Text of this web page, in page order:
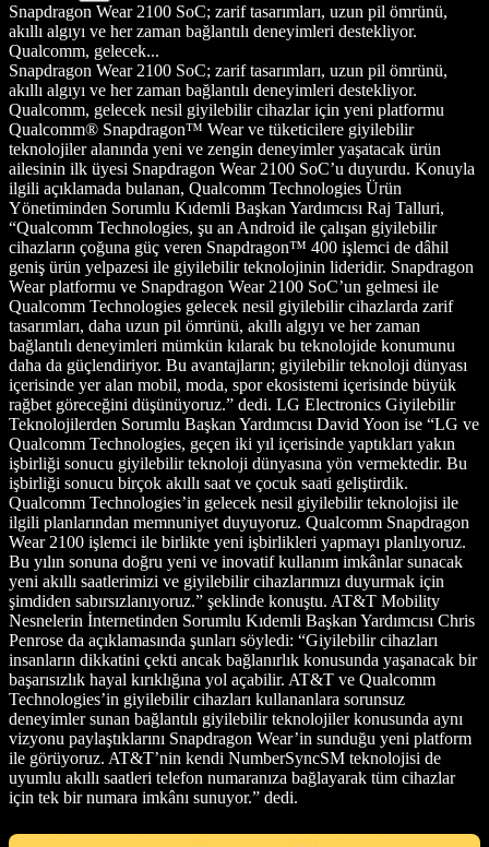
Snapdragon Wear 2100 SoC; zarif tasarımları, uzun pil ömrünü,
akıllı algıyı ve her zaman bağlantılı deneyimleri destekliyor.
Qualcomm, gelecek...
Snapdragon Wear 2100 SoC; zarif tasarımları, uzun pil ömrünü,
akıllı algıyı ve her zaman bağlantılı deneyimleri destekliyor.
Qualcomm, gelecek nesil giyilebilir cihazlar için yeni platformu
Qualcomm® Snapdragon™ Wear ve tüketicilere giyilebilir
teknolojiler alanında yeni ve zengin deneyimler yaşatacak ürün
ailesinin ilk üyesi Snapdragon Wear 2100 SoC’u duyurdu. Konuyla
ilgili açıklamada bulanan, Qualcomm Technologies Ürün
Yönetiminden Sorumlu Kıdemli Başkan Yardımcısı Raj Talluri,
“Qualcomm Technologies, şu an Android ile çalışan giyilebilir
cihazların çoğuna güç veren Snapdragon™ 400 işlemci de dâhil
geniş ürün yelpazesi ile giyilebilir teknolojinin lideridir. Snapdragon
Wear platformu ve Snapdragon Wear 2100 SoC’un gelmesi ile
Qualcomm Technologies gelecek nesil giyilebilir cihazlarda zarif
tasarımları, daha uzun pil ömrünü, akıllı algıyı ve her zaman
bağlantılı deneyimleri mümkün kılarak bu teknolojide konumunu
daha da güçlendiriyor. Bu avantajların; giyilebilir teknoloji dünyası
içerisinde yer alan mobil, moda, spor ekosistemi içerisinde büyük
rağbet göreceğini düşünüyoruz.” dedi. LG Electronics Giyilebilir
Teknolojilerden Sorumlu Başkan Yardımcısı David Yoon ise “LG ve
Qualcomm Technologies, geçen iki yıl içerisinde yaptıkları yakın
işbirliği sonucu giyilebilir teknoloji dünyasına yön vermektedir. Bu
işbirliği sonucu birçok akıllı saat ve çocuk saati geliştirdik.
Qualcomm Technologies’in gelecek nesil giyilebilir teknolojisi ile
ilgili planlarından memnuniyet duyuyoruz. Qualcomm Snapdragon
Wear 2100 işlemci ile birlikte yeni işbirlikleri yapmayı planlıyoruz.
Bu yılın sonuna doğru yeni ve inovatif kullanım imkânlar sunacak
yeni akıllı saatlerimizi ve giyilebilir cihazlarımızı duyurmak için
şimdiden sabırsızlanıyoruz.” şeklinde konuştu. AT&T Mobility
Nesnelerin İnternetinden Sorumlu Kıdemli Başkan Yardımcısı Chris
Penrose da açıklamasında şunları söyledi: “Giyilebilir cihazları
insanların dikkatini çekti ancak bağlanırlık konusunda yaşanacak bir
başarısızlık hayal kırıklığına yol açabilir. AT&T ve Qualcomm
Technologies’in giyilebilir cihazları kullananlara sorunsuz
deneyimler sunan bağlantılı giyilebilir teknolojiler konusunda aynı
vizyonu paylaştıklarını Snapdragon Wear’in sunduğu yeni platform
ile görüyoruz. AT&T’nin kendi NumberSyncSM teknolojisi de
uyumlu akıllı saatleri telefon numaranıza bağlayarak tüm cihazlar
için tek bir numara imkânı sunuyor.” dedi.